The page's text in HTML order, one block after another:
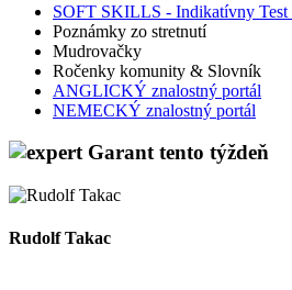
SOFT SKILLS - Indikatívny Test
Poznámky zo stretnutí
Mudrovačky
Ročenky komunity & Slovník
ANGLICKÝ znalostný portál
NEMECKÝ znalostný portál
Garant tento týždeň
Rudolf Takac